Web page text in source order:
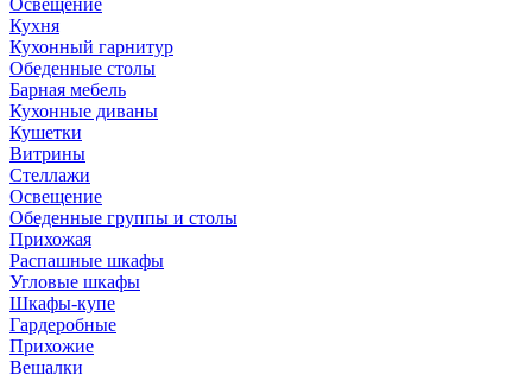
Освещение
Кухня
Кухонный гарнитур
Обеденные столы
Барная мебель
Кухонные диваны
Кушетки
Витрины
Стеллажи
Освещение
Обеденные группы и столы
Прихожая
Распашные шкафы
Угловые шкафы
Шкафы-купе
Гардеробные
Прихожие
Вешалки